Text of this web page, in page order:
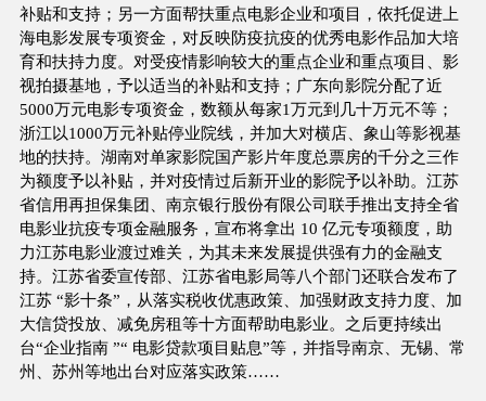
补贴和支持；另一方面帮扶重点电影企业和项目，依托促进上
海电影发展专项资金，对反映防疫抗疫的优秀电影作品加大培
育和扶持力度。对受疫情影响较大的重点企业和重点项目、影
视拍摄基地，予以适当的补贴和支持；广东向影院分配了近
5000万元电影专项资金，数额从每家1万元到几十万元不等；
浙江以1000万元补贴停业院线，并加大对横店、象山等影视基
地的扶持。湖南对单家影院国产影片年度总票房的千分之三作
为额度予以补贴，并对疫情过后新开业的影院予以补助。江苏
省信用再担保集团、南京银行股份有限公司联手推出支持全省
电影业抗疫专项金融服务，宣布将拿出 10 亿元专项额度，助
力江苏电影业渡过难关，为其未来发展提供强有力的金融支
持。江苏省委宣传部、江苏省电影局等八个部门还联合发布了
江苏 “影十条”，从落实税收优惠政策、加强财政支持力度、加
大信贷投放、减免房租等十方面帮助电影业。之后更持续出
台“企业指南 ”“ 电影贷款项目贴息”等，并指导南京、无锡、常
州、苏州等地出台对应落实政策……